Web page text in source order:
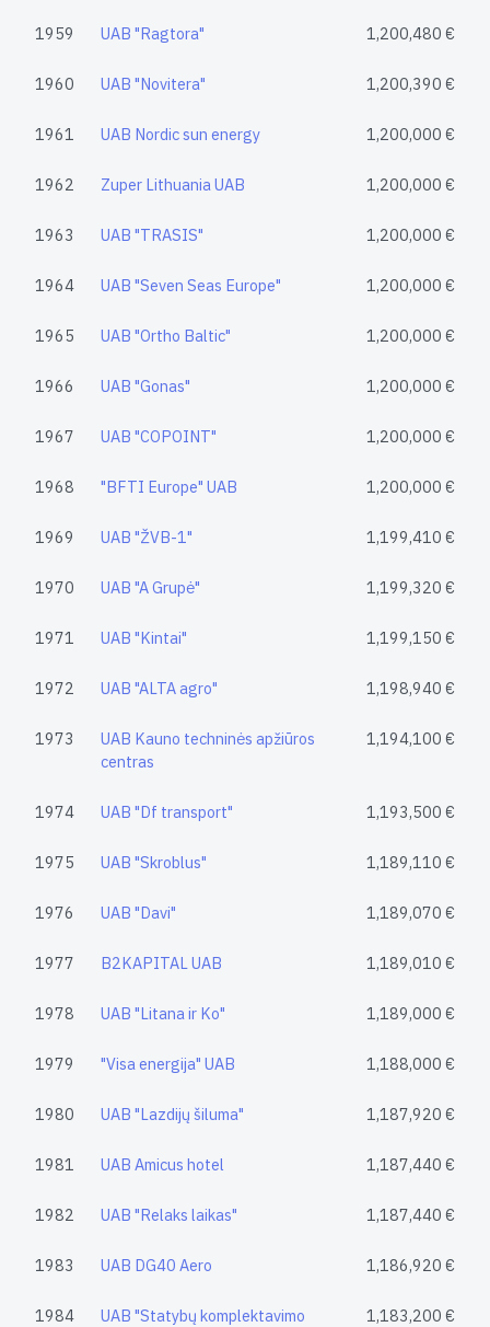
1959 UAB "Ragtora" 1,200,480 €
1960 UAB "Novitera" 1,200,390 €
1961 UAB Nordic sun energy 1,200,000 €
1962 Zuper Lithuania UAB 1,200,000 €
1963 UAB "TRASIS" 1,200,000 €
1964 UAB "Seven Seas Europe" 1,200,000 €
1965 UAB "Ortho Baltic" 1,200,000 €
1966 UAB "Gonas" 1,200,000 €
1967 UAB "COPOINT" 1,200,000 €
1968 "BFTI Europe" UAB 1,200,000 €
1969 UAB "ŽVB-1" 1,199,410 €
1970 UAB "A Grupė" 1,199,320 €
1971 UAB "Kintai" 1,199,150 €
1972 UAB "ALTA agro" 1,198,940 €
1973
UAB Kauno techninės apžiūros
centras
1,194,100 €
1974 UAB "Df transport" 1,193,500 €
1975 UAB "Skroblus" 1,189,110 €
1976 UAB "Davi" 1,189,070 €
1977 B2KAPITAL UAB 1,189,010 €
1978 UAB "Litana ir Ko" 1,189,000 €
1979 "Visa energija" UAB 1,188,000 €
1980 UAB "Lazdijų šiluma" 1,187,920 €
1981 UAB Amicus hotel 1,187,440 €
1982 UAB "Relaks laikas" 1,187,440 €
1983 UAB DG40 Aero 1,186,920 €
1984
UAB "Statybų komplektavimo
1,183,200 €